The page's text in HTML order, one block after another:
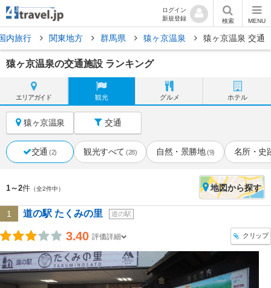
ログイン
新規登録
検索 MENU
内旅行 関東地方 群馬県 猿ヶ京温泉 猿ヶ京温泉 交通
猿ヶ京温泉の交通施設 ランキング
エリアガイド 観光 グルメ ホテル
猿ヶ京温泉 交通
交通 (2) 観光すべて (28) 自然・景勝地 (9) 名所・史
1～2件 （全2件中） 地図から探す
1 道の駅 たくみの里 道の駅
3.40 評価詳細 クリップ